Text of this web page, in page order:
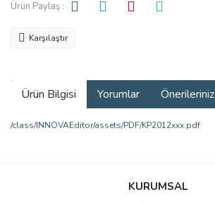
Ürün Paylaş :
Karşılaştır
Ürün Bilgisi Yorumlar Önerileriniz
/class/INNOVAEditor/assets/PDF/KP2012xxx.pdf
Bu ürüne ilk yorumu siz yapın!
KURUMSAL